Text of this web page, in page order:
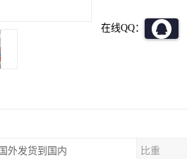
在线QQ：
外发货到国内 比重